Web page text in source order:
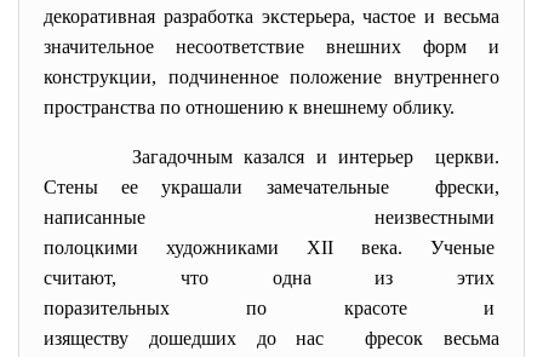
декоративная разработка экстерьера, частое и весьма
значительное несоответствие внешних форм и
конструкции, подчиненное положение внутреннего
пространства по отношению к внешнему облику.
Загадочным казался и интерьер церкви.
Стены ее украшали замечательные фрески,
написанные неизвестными
полоцкими художниками XII века. Ученые
считают, что одна из этих
поразительных по красоте и
изяществу дошедших до нас фресок весьма